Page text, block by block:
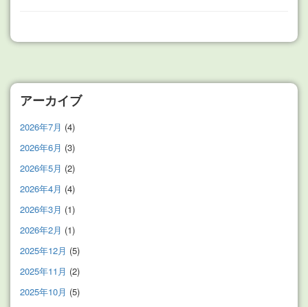
アーカイブ
2026年7月 (4)
2026年6月 (3)
2026年5月 (2)
2026年4月 (4)
2026年3月 (1)
2026年2月 (1)
2025年12月 (5)
2025年11月 (2)
2025年10月 (5)